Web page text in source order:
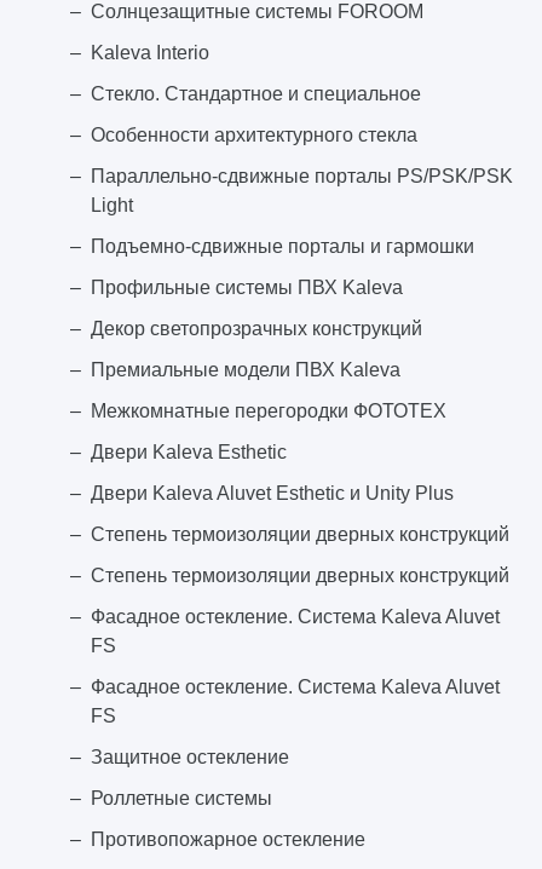
Солнцезащитные системы FOROOM
Kaleva Interio
Стекло. Стандартное и специальное
Особенности архитектурного стекла
Параллельно-сдвижные порталы PS/PSK/PSK
Light
Подъемно-сдвижные порталы и гармошки
Профильные системы ПВХ Kaleva
Декор светопрозрачных конструкций
Премиальные модели ПВХ Kaleva
Межкомнатные перегородки ФОТОТЕХ
Двери Kaleva Esthetic
Двери Kaleva Aluvet Esthetic и Unity Plus
Степень термоизоляции дверных конструкций
Степень термоизоляции дверных конструкций
Фасадное остекление. Система Kaleva Aluvet
FS
Фасадное остекление. Система Kaleva Aluvet
FS
Защитное остекление
Роллетные системы
Противопожарное остекление